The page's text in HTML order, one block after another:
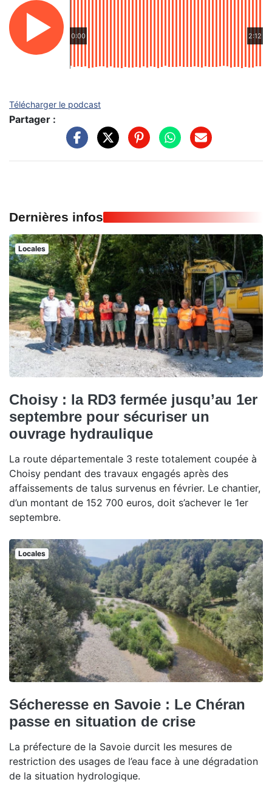
0:00 2:12
Télécharger le podcast
Partager :
Dernières infos
Locales
Choisy : la RD3 fermée jusqu’au 1er
septembre pour sécuriser un
ouvrage hydraulique
La route départementale 3 reste totalement coupée à
Choisy pendant des travaux engagés après des
affaissements de talus survenus en février. Le chantier,
d’un montant de 152 700 euros, doit s’achever le 1er
septembre.
Locales
Sécheresse en Savoie : Le Chéran
passe en situation de crise
La préfecture de la Savoie durcit les mesures de
restriction des usages de l’eau face à une dégradation
de la situation hydrologique.